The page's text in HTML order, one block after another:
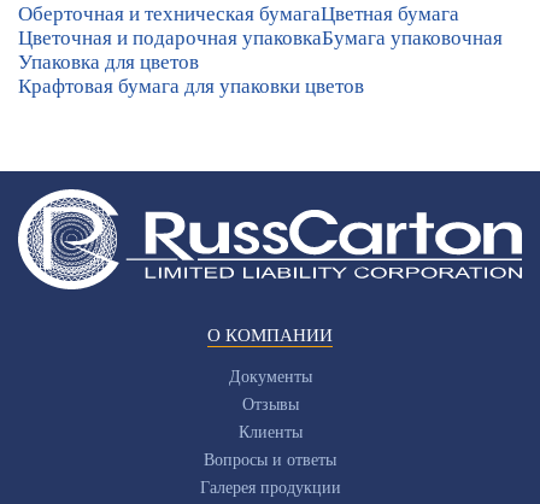
Оберточная и техническая бумагаЦветная бумага
Цветочная и подарочная упаковкаБумага упаковочная
Упаковка для цветов
Крафтовая бумага для упаковки цветов
О КОМПАНИИ
Документы
Отзывы
Клиенты
Вопросы и ответы
Галерея продукции